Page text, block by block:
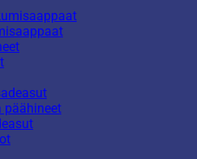
päähineet